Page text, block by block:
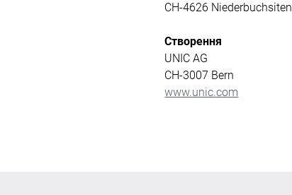
CH-4626 Niederbuchsiten
Створення
UNIC AG
CH-3007 Bern
www.unic.com